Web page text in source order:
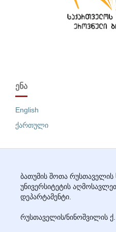
ᲔᲜᲐ
English
ქართული
ბათუმის შოთა
უნივერსიტეტის
დეპარტამენტი.
რუსთაველის/ნინოშვილის